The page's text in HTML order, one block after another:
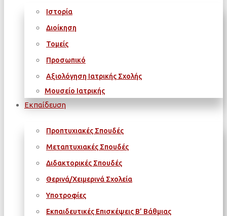
Ιστορία
Διοίκηση
Τομείς
Προσωπικό
Αξιολόγηση Ιατρικής Σχολής
Μουσείο Ιατρικής
Εκπαίδευση
Προπτυχιακές Σπουδές
Μεταπτυχιακές Σπουδές
Διδακτορικές Σπουδές
Θερινά/Χειμερινά Σχολεία
Υποτροφίες
Εκπαιδευτικές Επισκέψεις Β’ Βάθμιας